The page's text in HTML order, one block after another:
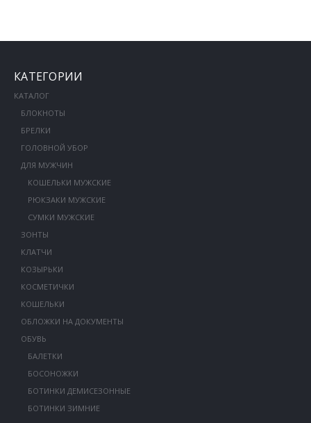
КАТЕГОРИИ
КАТАЛОГ
БЛОКНОТЫ
БРЕЛКИ
ГОЛОВНОЙ УБОР
ДЛЯ МУЖЧИН
КОШЕЛЬКИ МУЖСКИЕ
РЮКЗАКИ МУЖСКИЕ
СУМКИ МУЖСКИЕ
ЗОНТЫ
КЛАТЧИ
КОЗЫРЬКИ
КОСМЕТИЧКИ
КОШЕЛЬКИ
ОБЛОЖКИ НА ДОКУМЕНТЫ
ОБУВЬ
БАЛЕТКИ
БОСОНОЖКИ
БОТИНКИ ДЕМИСЕЗОННЫЕ
БОТИНКИ ЗИМНИЕ